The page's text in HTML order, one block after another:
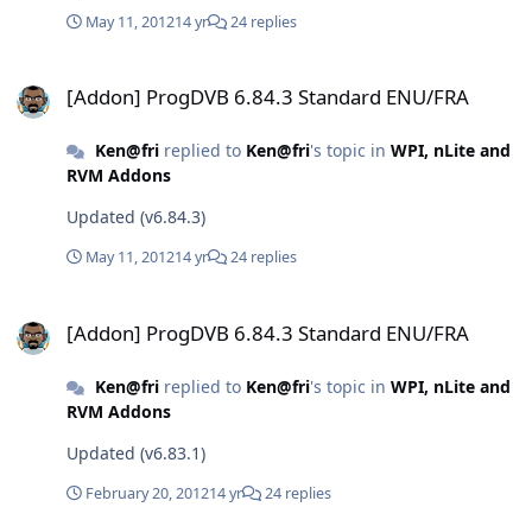
May 11, 201214 yr 24 replies
[Addon] ProgDVB 6.84.3 Standard ENU/FRA
Ken@frireplied to Ken@fri's topic in WPI, nLite and
RVM Addons
Updated (v6.84.3)
May 11, 201214 yr 24 replies
[Addon] ProgDVB 6.84.3 Standard ENU/FRA
Ken@frireplied to Ken@fri's topic in WPI, nLite and
RVM Addons
Updated (v6.83.1)
February 20, 201214 yr 24 replies